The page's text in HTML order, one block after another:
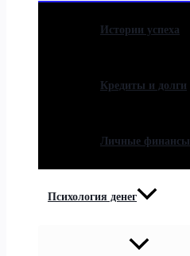
Истории успеха
Кредиты и долги
Личные финансы
Психология денег